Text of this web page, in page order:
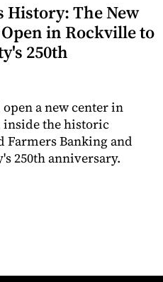
History: The New
in Rockville to
250th
a new center in
inside the historic
Farmers Banking and
250th anniversary.